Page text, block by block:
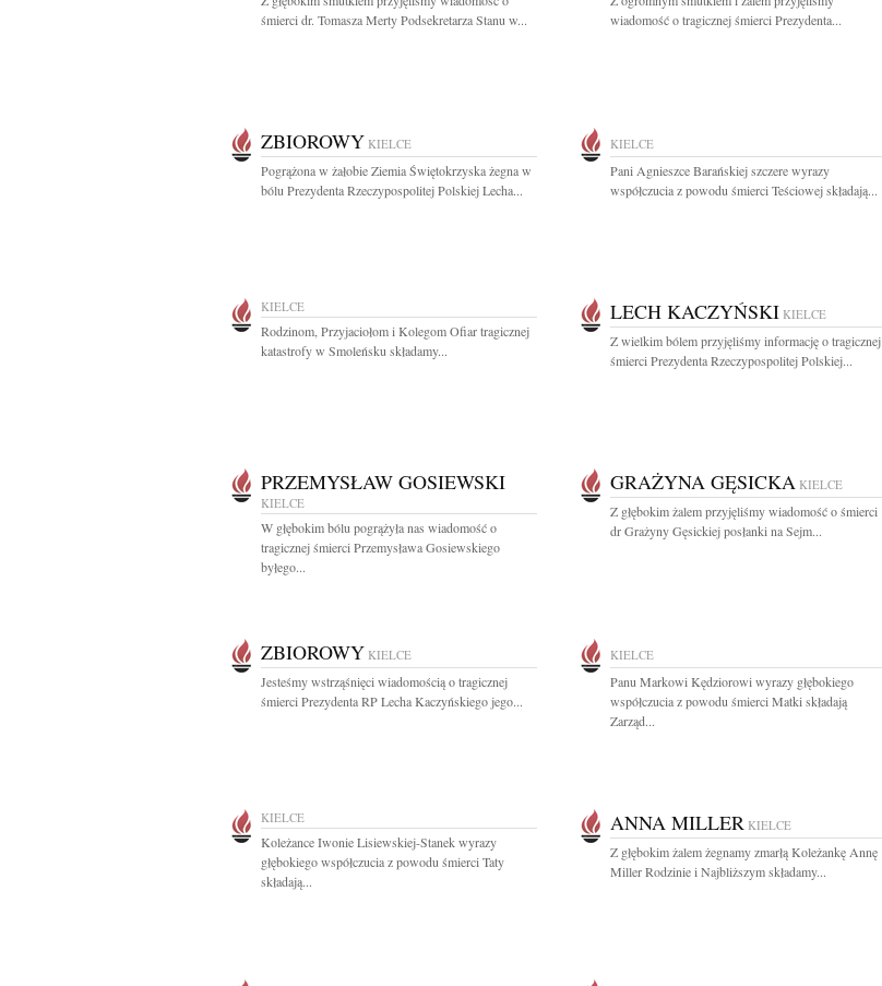
śmierci dr. Tomasza Merty Podsekretarza Stanu w...
wiadomość o tragicznej śmierci Prezydenta...
ZBIOROWY KIELCE
Pogrążona w żałobie Ziemia Świętokrzyska żegna w
bólu Prezydenta Rzeczypospolitej Polskiej Lecha...
KIELCE
Pani Agnieszce Barańskiej szczere wyrazy
współczucia z powodu śmierci Teściowej składają...
KIELCE
Rodzinom, Przyjaciołom i Kolegom Ofiar tragicznej
katastrofy w Smoleńsku składamy...
LECH KACZYŃSKI KIELCE
Z wielkim bólem przyjęliśmy informację o tragicznej
śmierci Prezydenta Rzeczypospolitej Polskiej...
PRZEMYSŁAW GOSIEWSKI
KIELCE
W głębokim bólu pogrążyła nas wiadomość o
tragicznej śmierci Przemysława Gosiewskiego
byłego...
GRAŻYNA GĘSICKA KIELCE
Z głębokim żalem przyjęliśmy wiadomość o śmierci
dr Grażyny Gęsickiej posłanki na Sejm...
ZBIOROWY KIELCE
Jesteśmy wstrząśnięci wiadomością o tragicznej
śmierci Prezydenta RP Lecha Kaczyńskiego jego...
KIELCE
Panu Markowi Kędziorowi wyrazy głębokiego
współczucia z powodu śmierci Matki składają
Zarząd...
KIELCE
Koleżance Iwonie Lisiewskiej-Stanek wyrazy
głębokiego współczucia z powodu śmierci Taty
składają...
ANNA MILLER KIELCE
Z głębokim żalem żegnamy zmarłą Koleżankę Annę
Miller Rodzinie i Najbliższym składamy...